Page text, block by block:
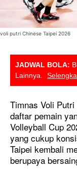
voli putri Chinese Taipei 2026
JADWAL BOLA:
Lainnya.
Timnas Voli
daftar pemain
Volleyball Cup
yang cukup
Taipei kembali
berupaya